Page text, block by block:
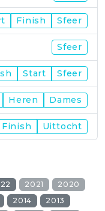
Finish Sfeer
Sfeer
Start Sfeer
Heren Dames
Finish Uittocht
2021
2020
2014
2013